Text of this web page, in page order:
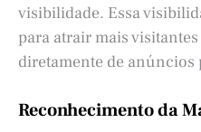
visibilidade. Essa
para atrair mais
diretamente de anúncios
Reconhecimento da